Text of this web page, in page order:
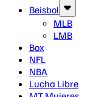
Beisbol
MLB
LMB
Box
NFL
NBA
Lucha Libre